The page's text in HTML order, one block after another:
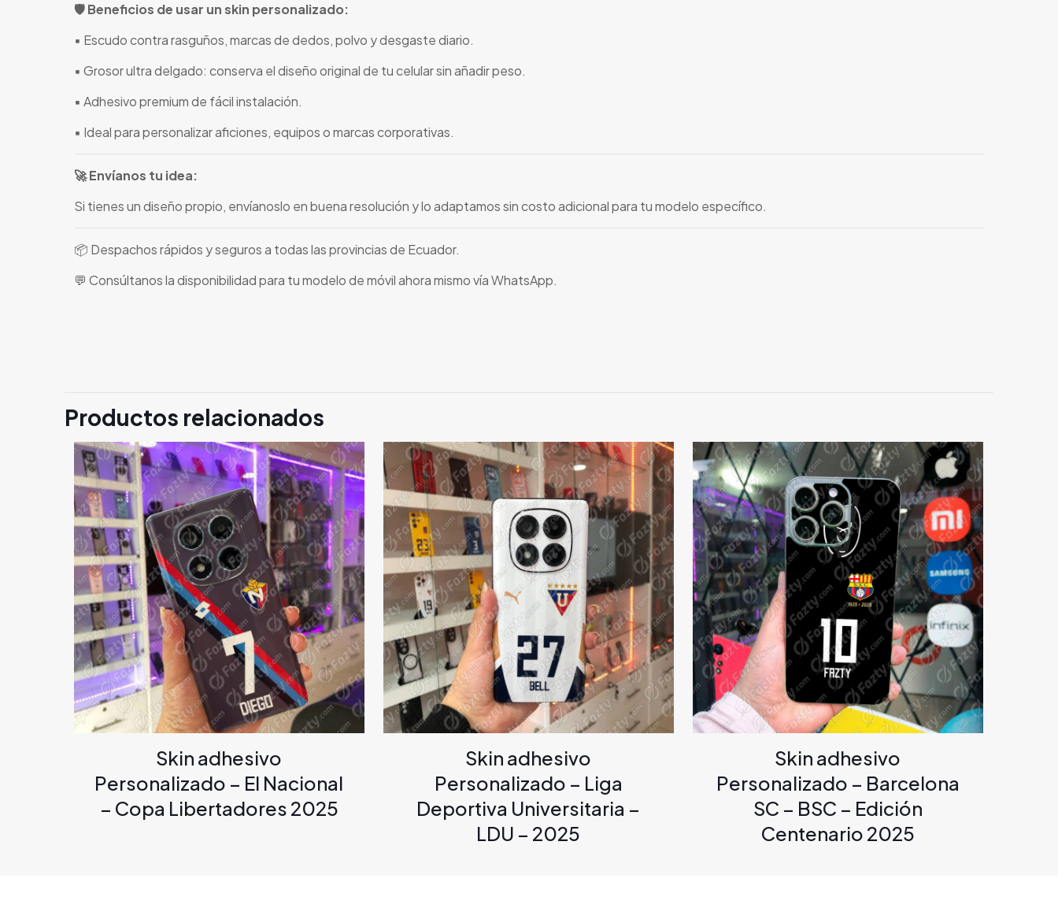
🛡️ Beneficios de usar un skin personalizado:
▪️ Escudo contra rasguños, marcas de dedos, polvo y desgaste diario.
▪️ Grosor ultra delgado: conserva el diseño original de tu celular sin añadir peso.
▪️ Adhesivo premium de fácil instalación.
▪️ Ideal para personalizar aficiones, equipos o marcas corporativas.
🚀 Envíanos tu idea:
Si tienes un diseño propio, envíanoslo en buena resolución y lo adaptamos sin costo adicional para tu modelo específico.
📦 Despachos rápidos y seguros a todas las provincias de Ecuador.
💬 Consúltanos la disponibilidad para tu modelo de móvil ahora mismo vía WhatsApp.
Productos relacionados
Skin adhesivo
Personalizado – El Nacional
– Copa Libertadores 2025
Skin adhesivo
Personalizado – Liga
Deportiva Universitaria –
LDU – 2025
Skin adhesivo
Personalizado – Barcelona
SC – BSC – Edición
Centenario 2025